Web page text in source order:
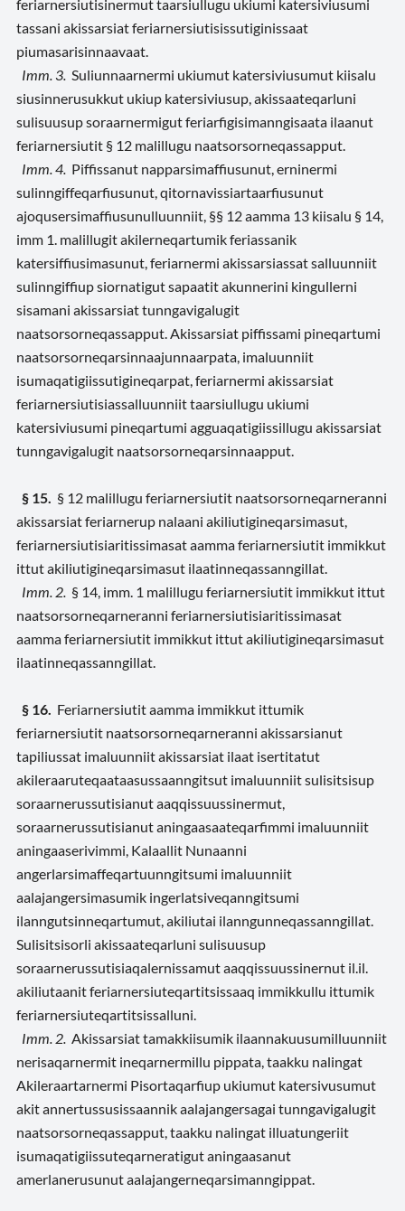
feriarnersiutisinermut taarsiullugu ukiumi katersiviusumi
tassani akissarsiat feriarnersiutisissutiginissaat
piumasarisinnaavaat.
Imm. 3. Suliunnaarnermi ukiumut katersiviusumut kiisalu
siusinnerusukkut ukiup katersiviusup, akissaateqarluni
sulisuusup soraarnermigut feriarfigisimanngisaata ilaanut
feriarnersiutit § 12 malillugu naatsorsorneqassapput.
Imm. 4. Piffissanut napparsimaffiusunut, erninermi
sulinngiffeqarfiusunut, qitornavissiartaarfiusunut
ajoqusersimaffiusunulluunniit, §§ 12 aamma 13 kiisalu § 14,
imm 1. malillugit akilerneqartumik feriassanik
katersiffiusimasunut, feriarnermi akissarsiassat salluunniit
sulinngiffiup siornatigut sapaatit akunnerini kingullerni
sisamani akissarsiat tunngavigalugit
naatsorsorneqassapput. Akissarsiat piffissami pineqartumi
naatsorsorneqarsinnaajunnaarpata, imaluunniit
isumaqatigiissutigineqarpat, feriarnermi akissarsiat
feriarnersiutisiassalluunniit taarsiullugu ukiumi
katersiviusumi pineqartumi agguaqatigiissillugu akissarsiat
tunngavigalugit naatsorsorneqarsinnaapput.
§ 15. § 12 malillugu feriarnersiutit naatsorsorneqarneranni
akissarsiat feriarnerup nalaani akiliutigineqarsimasut,
feriarnersiutisiaritissimasat aamma feriarnersiutit immikkut
ittut akiliutigineqarsimasut ilaatinneqassanngillat.
Imm. 2. § 14, imm. 1 malillugu feriarnersiutit immikkut ittut
naatsorsorneqarneranni feriarnersiutisiaritissimasat
aamma feriarnersiutit immikkut ittut akiliutigineqarsimasut
ilaatinneqassanngillat.
§ 16. Feriarnersiutit aamma immikkut ittumik
feriarnersiutit naatsorsorneqarneranni akissarsianut
tapiliussat imaluunniit akissarsiat ilaat isertitatut
akileraaruteqaataasussaanngitsut imaluunniit sulisitsisup
soraarnerussutisianut aaqqissuussinermut,
soraarnerussutisianut aningaasaateqarfimmi imaluunniit
aningaaserivimmi, Kalaallit Nunaanni
angerlarsimaffeqartuunngitsumi imaluunniit
aalajangersimasumik ingerlatsiveqanngitsumi
ilanngutsinneqartumut, akiliutai ilanngunneqassanngillat.
Sulisitsisorli akissaateqarluni sulisuusup
soraarnerussutisiaqalernissamut aaqqissuussinernut il.il.
akiliutaanit feriarnersiuteqartitsissaaq immikkullu ittumik
feriarnersiuteqartitsissalluni.
Imm. 2. Akissarsiat tamakkiisumik ilaannakuusumilluunniit
nerisaqarnermit ineqarnermillu pippata, taakku nalingat
Akileraartarnermi Pisortaqarfiup ukiumut katersivusumut
akit annertussusissaannik aalajangersagai tunngavigalugit
naatsorsorneqassapput, taakku nalingat illuatungeriit
isumaqatigiissuteqarneratigut aningaasanut
amerlanerusunut aalajangerneqarsimanngippat.